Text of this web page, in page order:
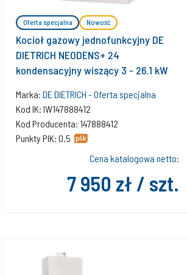
Oferta specjalna Nowość
Kocioł gazowy jednofunkcyjny DE
DIETRICH NEODENS+ 24
kondensacyjny wiszący 3 - 26.1 kW
Marka: DE DIETRICH - Oferta specjalna
Kod IK: IW147888412
Kod Producenta: 147888412
Punkty PIK: 0.5
Cena katalogowa netto:
7 950 zł / szt.